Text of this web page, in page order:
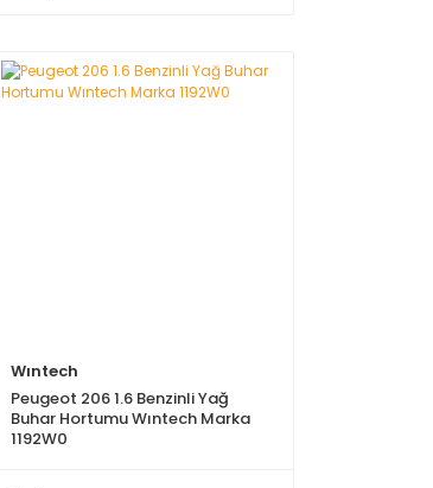
Wıntech
Peugeot 206 1.6 Benzinli Yağ
Buhar Hortumu Wıntech Marka
1192W0